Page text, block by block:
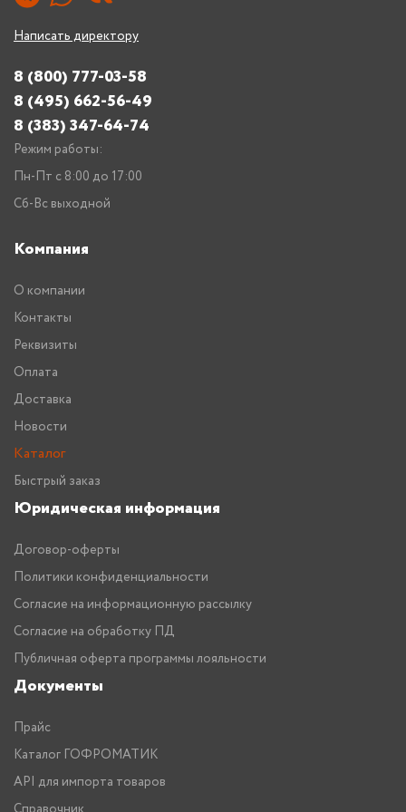
Написать директору
8 (800) 777-03-58
8 (495) 662-56-49
8 (383) 347-64-74
Режим работы:
Пн-Пт с 8:00 до 17:00
Сб-Вс выходной
Компания
О компании
Контакты
Реквизиты
Оплата
Доставка
Новости
Каталог
Быстрый заказ
Юридическая информация
Договор-оферты
Политики конфиденциальности
Согласие на информационную рассылку
Согласие на обработку ПД
Публичная оферта программы лояльности
Документы
Прайс
Каталог ГОФРОМАТИК
API для импорта товаров